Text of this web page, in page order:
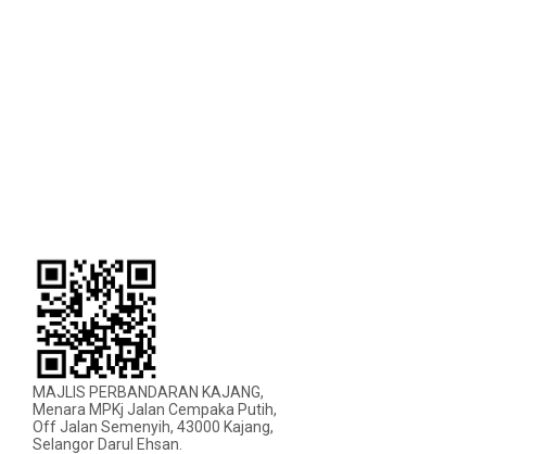
MAJLIS PERBANDARAN KAJANG,
Menara MPKj Jalan Cempaka Putih,
Off Jalan Semenyih, 43000 Kajang,
Selangor Darul Ehsan.